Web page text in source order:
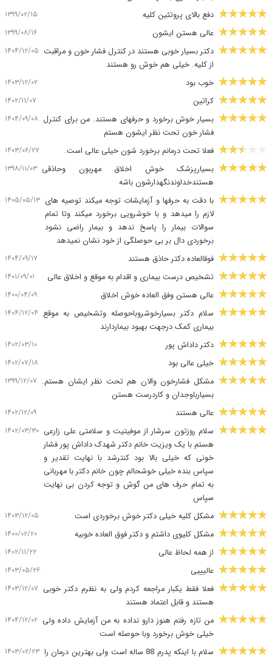
دفع بالای پروتئین کلیه ۱۳۹۹/۰۲/۱۵
عالی هستن ایشون ۱۳۹۹/۰۸/۱۶
دکتر بسیار خوبی هستند در کنترل فشار خون و مراقبت
از کلیه. خیلی هم خوش رو هستند
۱۴۰۴/۱۲/۰۵
خوب بود ۱۴۰۳/۱۲/۰۲
کراتین ۱۴۰۲/۱۱/۰۷
بسیار خوش برخورد و حرفهای هستند. من برای کنترل
فشار خون تحت نظر ایشون هستم
۱۴۰۴/۰۹/۰۸
فعلا تحت درمانم برخورد شون خیلی عالی است. ۱۴۰۳/۰۶/۲۷
بسیارپزشک خوش اخلاق مهربون وحاذقی
هستندخداوندنگهدارشون باشه
۱۳۹۸/۱۱/۰۳
با دقت به حرفها و آزمایشات توجه میکند توصیه های
لازم را میدهد و با خوشرویی برخورد میکند وتا تمام
سوالات بیمار را پاسخ ندهد و بیمار راضی نشود
برخوردی دال بر بی حوصلگی از خود نشان نمیدهد
۱۴۰۵/۰۵/۱۳
فوقالعاده دکتر حاذق هستند ۱۴۰۴/۰۹/۱۷
تشخیص درست بیماری و اقدام به موقع و اخلاق عالی ۱۴۰۱/۰۹/۰۱
عالی هستن وفق العاده خوش اخلاق ۱۴۰۰/۰۴/۰۹
سلام دکتر بسیارخوشروباحوصله وتشخیص به موقع
بیماری کمک درجهت بهبود بیماردارند
۱۴۰۴/۱۲/۰۴
دکتر داداش پور ۱۴۰۲/۰۳/۱۰
خیلی عالی بود ۱۴۰۲/۰۷/۱۸
مشکل فشارخون والان هم تحت نظر ایشان هستم.
بسیارباوجدان و کاردرست هستن
۱۳۹۹/۱۲/۰۷
عالی هستند ۱۴۰۲/۱۲/۰۹
سلام روزتون سرشار از موفیتیت و سلامتی علی زارعی
هستم با یک ویزیت خانم دکتر شهدک داداش پور فشار
خونی که خیلی بالا بود کنترشد با نهایت تقدیر و
سپاس بنده خیلی خوشحالم چون خانم دکتر با مهربانی
به تمام حرف های من گوش و توجه کردن بی نهایت
سپاس
۱۴۰۲/۰۳/۳۰
مشکل کلیه خیلی دکتر خوش برخوردی است ۱۴۰۳/۱۲/۰۵
مشکل کلیوی داشتم و دکتر فوق العاده خوبیه ۱۴۰۰/۰۲/۲۰
از همه لحاظ عالی ۱۴۰۲/۱۱/۲۲
عالیییی ۱۴۰۳/۰۵/۲۶
فعلا فقط یکبار مراجعه کردم ولی به نظرم دکتر خوبی
هستند و قابل اعتماد هستند
۱۴۰۳/۱۲/۰۷
من تازه رفتم هنوز دارو نداده به من آزمایش داده ولی
خیلی خوش برخورد وبا حوصله است
۱۴۰۴/۱۲/۰۲
سلام با اینکه پدرم 88 ساله است ولی بهترین درمان را ۱۴۰۳/۰۲/۲۳